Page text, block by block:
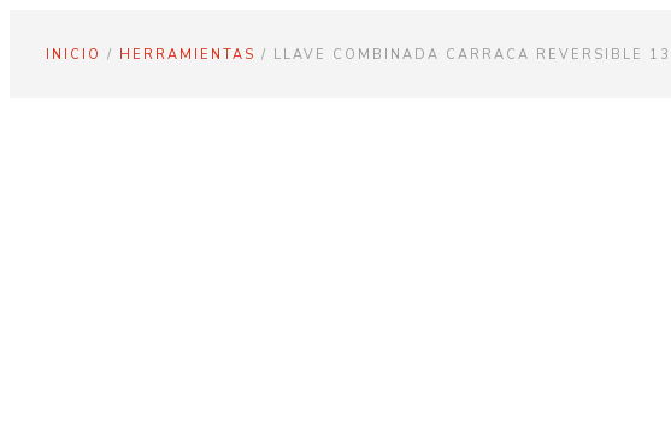
INICIO / HERRAMIENTAS / LLAVE COMBINADA CARRACA REVERSIBLE 13